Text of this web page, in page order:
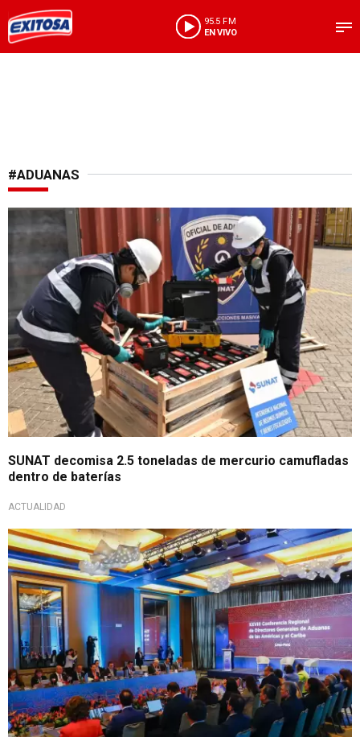
95.5 FM
EN VIVO
#ADUANAS
Operativo aduanero
SUNAT decomisa 2.5 toneladas de mercurio camufladas
dentro de baterías
ACTUALIDAD
Medidas implementadas